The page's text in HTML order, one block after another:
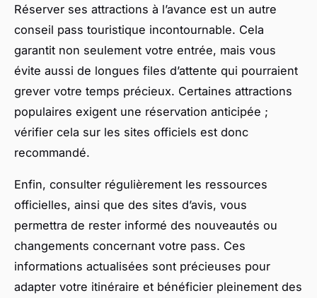
Réserver ses attractions à l’avance est un autre
conseil pass touristique incontournable. Cela
garantit non seulement votre entrée, mais vous
évite aussi de longues files d’attente qui pourraient
grever votre temps précieux. Certaines attractions
populaires exigent une réservation anticipée ;
vérifier cela sur les sites officiels est donc
recommandé.
Enfin, consulter régulièrement les ressources
officielles, ainsi que des sites d’avis, vous
permettra de rester informé des nouveautés ou
changements concernant votre pass. Ces
informations actualisées sont précieuses pour
adapter votre itinéraire et bénéficier pleinement des